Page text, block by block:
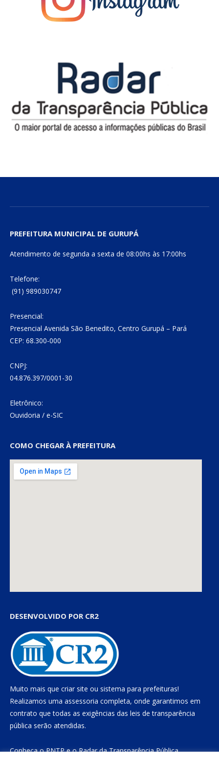
PREFEITURA MUNICIPAL DE GURUPÁ
Atendimento de segunda a sexta de 08:00hs às 17:00hs
Telefone:
(91) 989030747
Presencial:
Presencial Avenida São Benedito, Centro Gurupá – Pará
CEP: 68.300-000
CNPJ:
04.876.397/0001-30
Eletrônico:
Ouvidoria / e-SIC
COMO CHEGAR À PREFEITURA
DESENVOLVIDO POR CR2
Muito mais que criar site ou sistema para prefeituras!
Realizamos uma assessoria completa, onde garantimos em
contrato que todas as exigências das leis de transparência
pública serão atendidas.
Conheça oPNTPe oRadar da Transparência Pública